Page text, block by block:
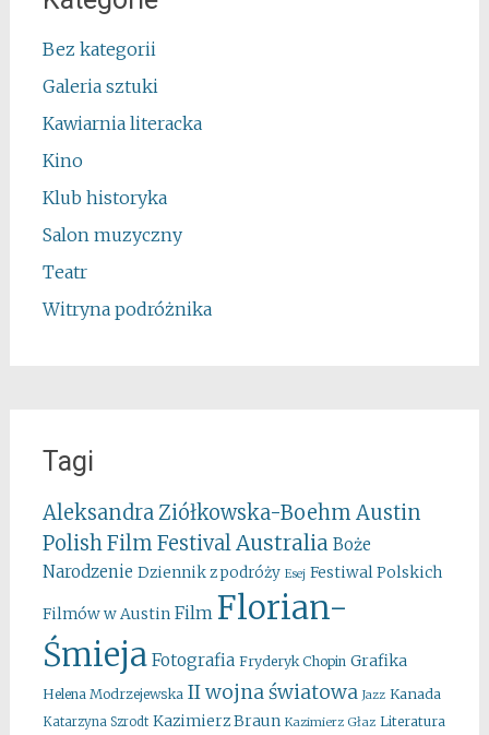
Bez kategorii
Galeria sztuki
Kawiarnia literacka
Kino
Klub historyka
Salon muzyczny
Teatr
Witryna podróżnika
Tagi
Aleksandra Ziółkowska-Boehm Austin
Polish Film FestivalAustralia Boże
Narodzenie Dziennik z podróży Esej Festiwal Polskich
Filmów w Austin Film Florian-
Śmieja Fotografia Fryderyk Chopin Grafika
Helena Modrzejewska II wojna światowa Jazz Kanada
Katarzyna Szrodt Kazimierz Braun Kazimierz Głaz Literatura